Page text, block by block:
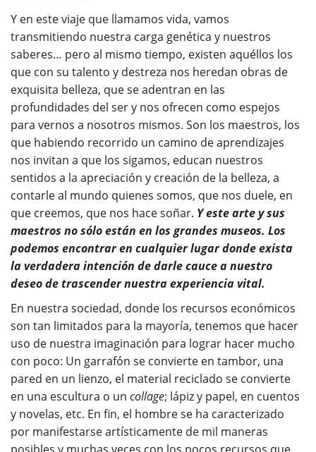
Y en este viaje que llamamos vida, vamos
transmitiendo nuestra carga genética y nuestros
saberes… pero al mismo tiempo, existen aquéllos los
que con su talento y destreza nos heredan obras de
exquisita belleza, que se adentran en las
profundidades del ser y nos ofrecen como espejos
para vernos a nosotros mismos. Son los maestros, los
que habiendo recorrido un camino de aprendizajes
nos invitan a que los sigamos, educan nuestros
sentidos a la apreciación y creación de la belleza, a
contarle al mundo quienes somos, que nos duele, en
que creemos, que nos hace soñar. Y este arte y sus
maestros no sólo están en los grandes museos. Los
podemos encontrar en cualquier lugar donde exista
la verdadera intención de darle cauce a nuestro
deseo de trascender nuestra experiencia vital.
En nuestra sociedad, donde los recursos económicos
son tan limitados para la mayoría, tenemos que hacer
uso de nuestra imaginación para lograr hacer mucho
con poco: Un garrafón se convierte en tambor, una
pared en un lienzo, el material reciclado se convierte
en una escultura o un collage; lápiz y papel, en cuentos
y novelas, etc. En fin, el hombre se ha caracterizado
por manifestarse artísticamente de mil maneras